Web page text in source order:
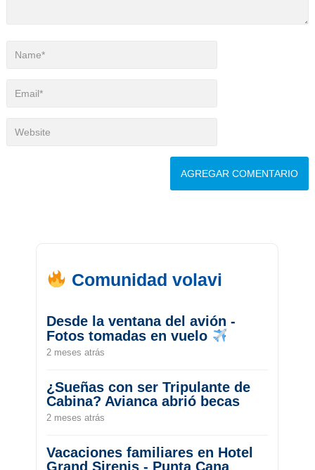
Comunidad volavi
Desde la ventana del avión -
Fotos tomadas en vuelo
2 meses atrás
¿Sueñas con ser Tripulante de
Cabina? Avianca abrió becas
2 meses atrás
Vacaciones familiares en Hotel
Grand Sirenis - Punta Cana